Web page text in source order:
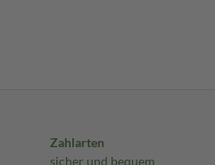
Zahlarten
sicher und bequem